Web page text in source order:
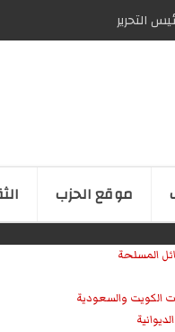
التحریر
موقع الحزب
المسلحة
الكويت والسعودية